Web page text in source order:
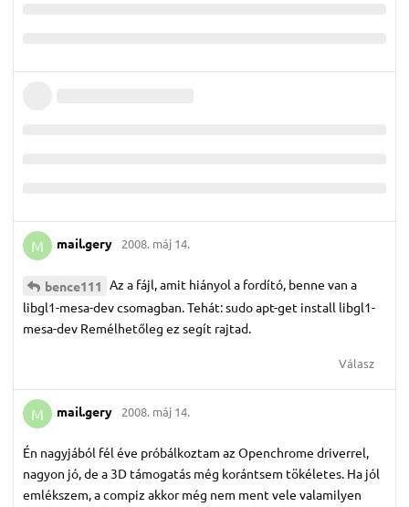
M mail.​gery 2008. máj 14.
bence111 Az a fájl, amit hiányol a fordító, benne van a
libgl1-mesa-dev csomagban. Tehát: sudo apt-get install libgl1-
mesa-dev Remélhetőleg ez segít rajtad.
Válasz
M mail.​gery 2008. máj 14.
Én nagyjából fél éve próbálkoztam az Openchrome driverrel,
nagyon jó, de a 3D támogatás még korántsem tökéletes. Ha jól
emlékszem, a compiz akkor még nem ment vele valamilyen